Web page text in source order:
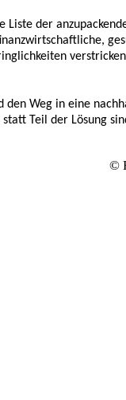
der
Weg in eine
Teil der Lösung
©